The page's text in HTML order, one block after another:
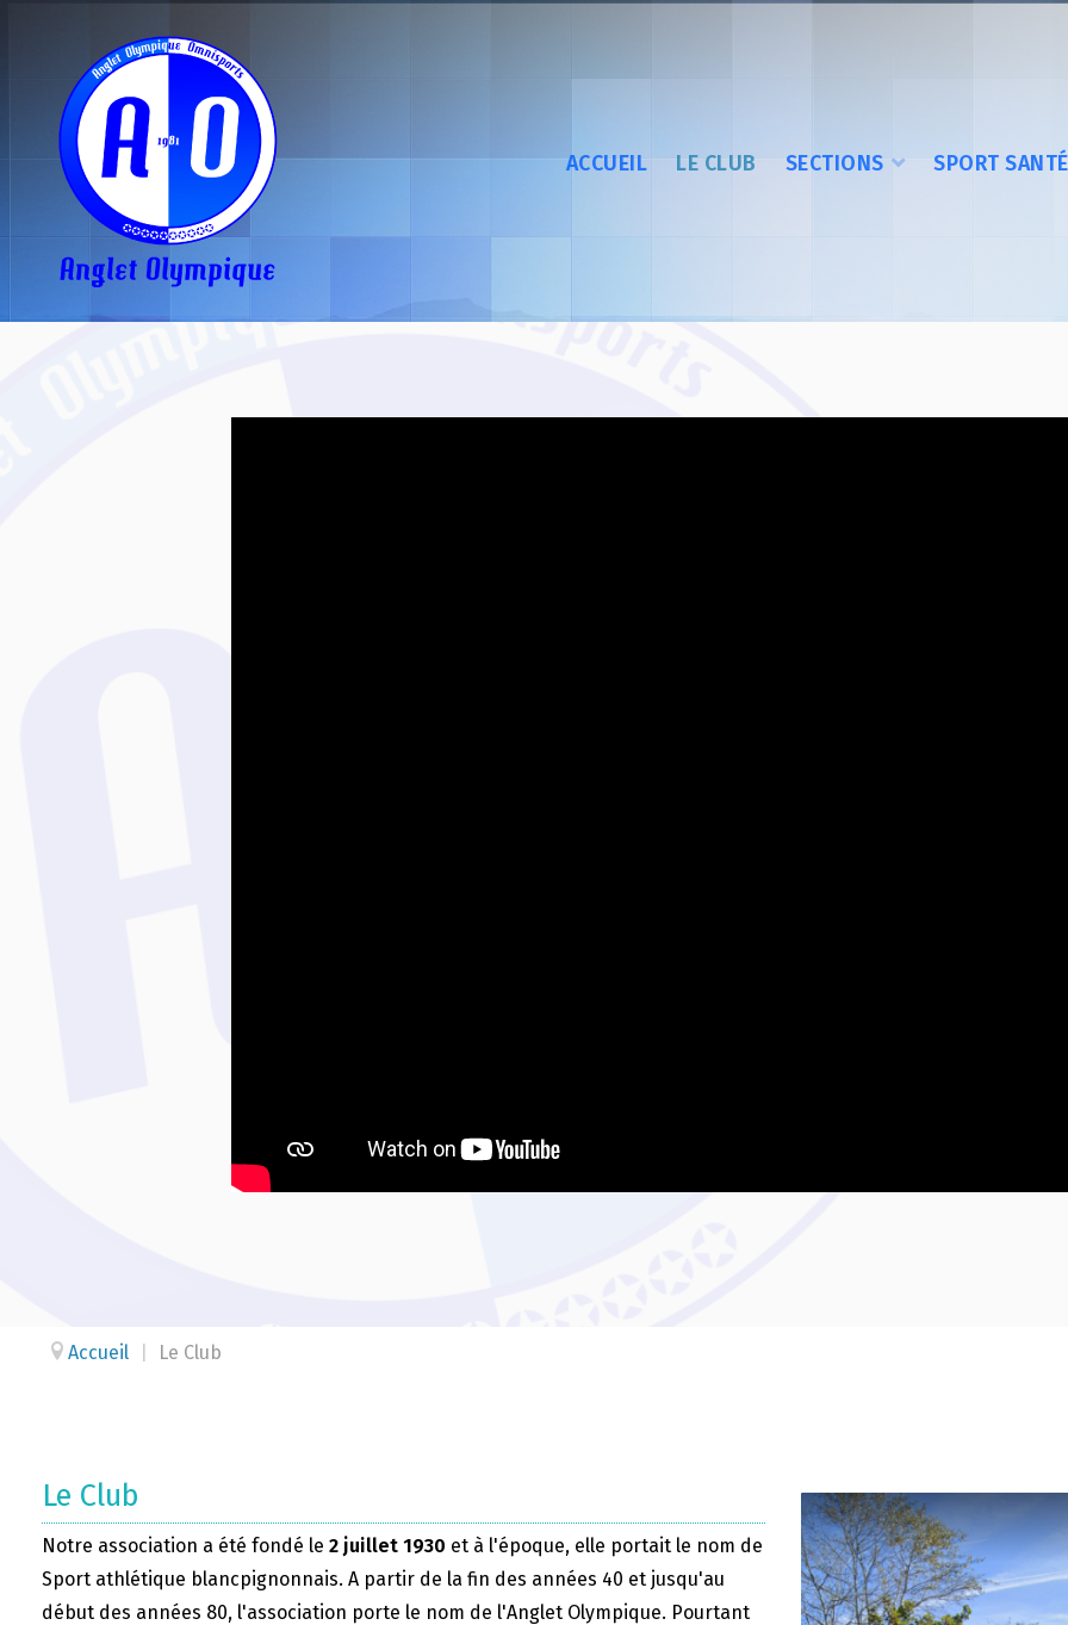
ACCUEIL LE CLUB SECTIONS SPORT SANTÉ
Accueil Le Club
Le Club
Notre association a été fondé le 2 juillet 1930 et à l'époque, elle portait le nom de
Sport athlétique blancpignonnais. A partir de la fin des années 40 et jusqu'au
début des années 80, l'association porte le nom de l'Anglet Olympique. Pourtant